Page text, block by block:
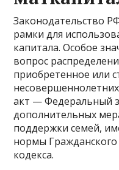
Законодательство
рамки для
капитала. Особое
вопрос
приобретенное или
акт — Федеральный
дополнительных
поддержки семей,
нормы
кодекса.